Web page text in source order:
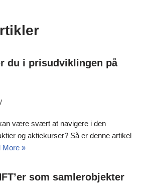
du i prisudviklingen på
være svært at navigere i den
og aktiekurser? Så er denne artikel
More »
som samlerobjekter